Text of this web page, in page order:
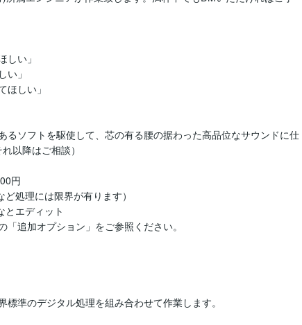
しい」
い」
ほしい」
るソフトを駆使して、芯の有る腰の据わった高品位なサウンドに仕
以降はご相談）
円
処理には限界が有ります）
エディット
加オプション」をご参照ください。
準のデジタル処理を組み合わせて作業します。